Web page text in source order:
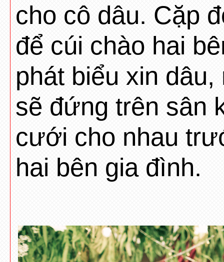
cho cô dâu. Cặp
để cúi chào hai
phát biểu xin
sẽ đứng trên sân
cưới cho nhau
hai bên gia đình.